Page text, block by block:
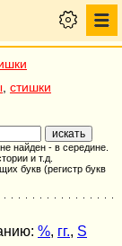
стишки
найден - в середине.
и т.д.
букв (регистр букв
%, гг., S